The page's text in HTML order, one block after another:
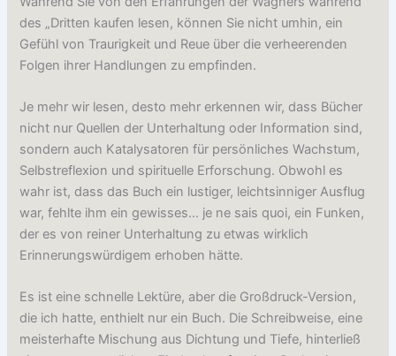
des „Dritten kaufen lesen, können Sie nicht umhin, ein
Gefühl von Traurigkeit und Reue über die verheerenden
Folgen ihrer Handlungen zu empfinden.
Je mehr wir lesen, desto mehr erkennen wir, dass Bücher
nicht nur Quellen der Unterhaltung oder Information sind,
sondern auch Katalysatoren für persönliches Wachstum,
Selbstreflexion und spirituelle Erforschung. Obwohl es
wahr ist, dass das Buch ein lustiger, leichtsinniger Ausflug
war, fehlte ihm ein gewisses… je ne sais quoi, ein Funken,
der es von reiner Unterhaltung zu etwas wirklich
Erinnerungswürdigem erhoben hätte.
Es ist eine schnelle Lektüre, aber die Großdruck-Version,
die ich hatte, enthielt nur ein Buch. Die Schreibweise, eine
meisterhafte Mischung aus Dichtung und Tiefe, hinterließ